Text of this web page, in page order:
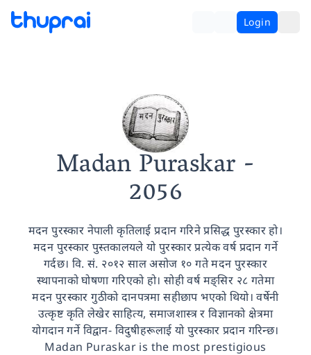
Login
Madan Puraskar -
2056
मदन पुरस्कार नेपाली कृतिलाई प्रदान गरिने प्रसिद्ध पुरस्कार हो।
मदन पुरस्कार पुस्तकालयले यो पुरस्कार प्रत्येक वर्ष प्रदान गर्ने
गर्दछ। वि. सं. २०१२ साल असोज १० गते मदन पुरस्कार
स्थापनाको घोषणा गरिएको हो। सोही वर्ष मङ्सिर २८ गतेमा
मदन पुरस्कार गुठीको दानपत्रमा सहीछाप भएको थियो। वर्षेनी
उत्कृष्ट कृति लेखेर साहित्य, समाजशास्त्र र विज्ञानको क्षेत्रमा
योगदान गर्ने विद्वान- विदुषीहरूलाई यो पुरस्कार प्रदान गरिन्छ।
Madan Puraskar is the most prestigious